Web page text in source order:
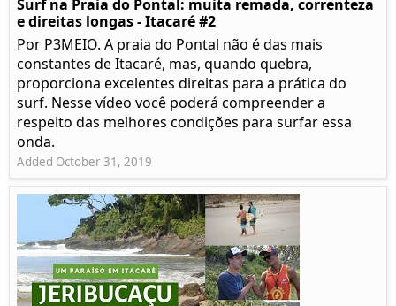
Surf na Praia do Pontal: muita remada, correnteza
e direitas longas - Itacaré #2
Por P3MEIO. A praia do Pontal não é das mais
constantes de Itacaré, mas, quando quebra,
proporciona excelentes direitas para a prática do
surf. Nesse vídeo você poderá compreender a
respeito das melhores condições para surfar essa
onda.
Added October 31, 2019